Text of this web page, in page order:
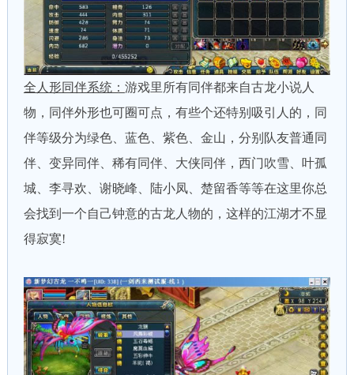
全人形同伴系统： 游戏里所有同伴都来自古龙小说人
物，同伴外形也可圈可点，有些个还特别吸引人的，同
伴等级分为绿色、蓝色、紫色、金山，分别队友普通同
伴、变异同伴、稀有同伴、大侠同伴，西门吹雪、叶孤
城、李寻欢、谢晓峰、陆小凤、楚留香等等在这里你总
会找到一个自己钟意的古龙人物的，这样的江湖才不显
得寂寞!